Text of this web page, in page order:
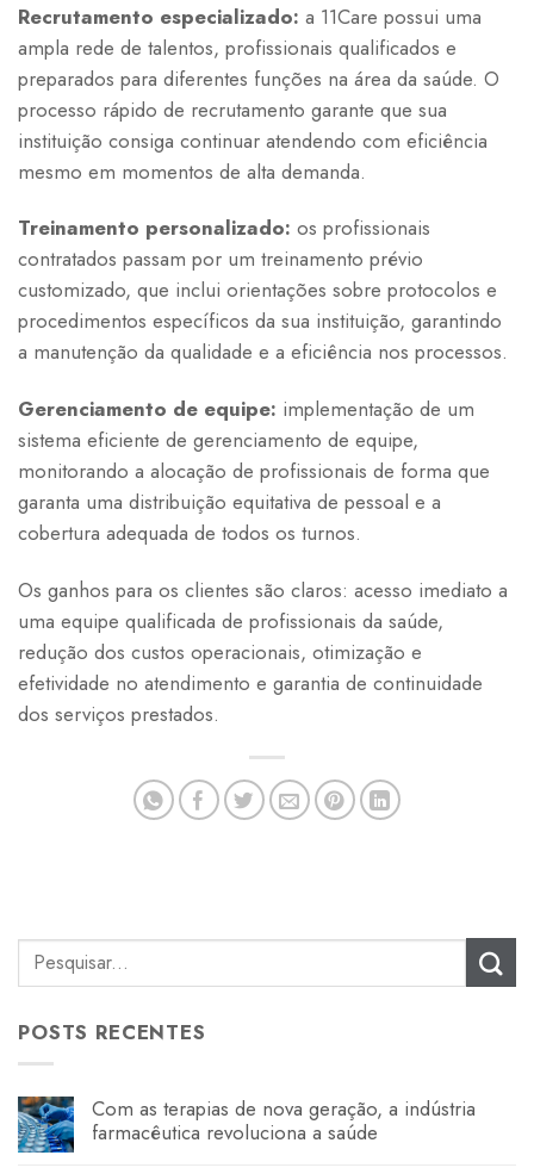
Recrutamento especializado: a 11Care possui uma
ampla rede de talentos, profissionais qualificados e
preparados para diferentes funções na área da saúde. O
processo rápido de recrutamento garante que sua
instituição consiga continuar atendendo com eficiência
mesmo em momentos de alta demanda.
Treinamento personalizado: os profissionais
contratados passam por um treinamento prévio
customizado, que inclui orientações sobre protocolos e
procedimentos específicos da sua instituição, garantindo
a manutenção da qualidade e a eficiência nos processos.
Gerenciamento de equipe: implementação de um
sistema eficiente de gerenciamento de equipe,
monitorando a alocação de profissionais de forma que
garanta uma distribuição equitativa de pessoal e a
cobertura adequada de todos os turnos.
Os ganhos para os clientes são claros: acesso imediato a
uma equipe qualificada de profissionais da saúde,
redução dos custos operacionais, otimização e
efetividade no atendimento e garantia de continuidade
dos serviços prestados.
POSTS RECENTES
Com as terapias de nova geração, a indústria
farmacêutica revoluciona a saúde